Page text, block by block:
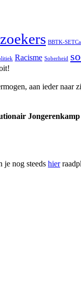
BBTK-SETCa
Racisme Soberheid
aan ieder naar
Jongerenkamp
je nog steeds hier